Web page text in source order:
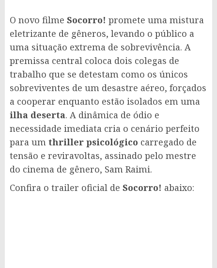
O novo filme Socorro! promete uma mistura
eletrizante de gêneros, levando o público a
uma situação extrema de sobrevivência. A
premissa central coloca dois colegas de
trabalho que se detestam como os únicos
sobreviventes de um desastre aéreo, forçados
a cooperar enquanto estão isolados em uma
ilha deserta. A dinâmica de ódio e
necessidade imediata cria o cenário perfeito
para um thriller psicológico carregado de
tensão e reviravoltas, assinado pelo mestre
do cinema de gênero, Sam Raimi.
Confira o trailer oficial de Socorro! abaixo: